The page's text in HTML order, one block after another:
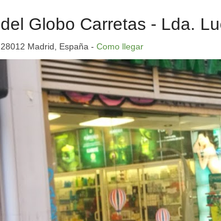
Globo Carretas - Lda.
Madrid, España - Como llegar